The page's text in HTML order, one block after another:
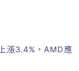
漲3.4%，AMD應